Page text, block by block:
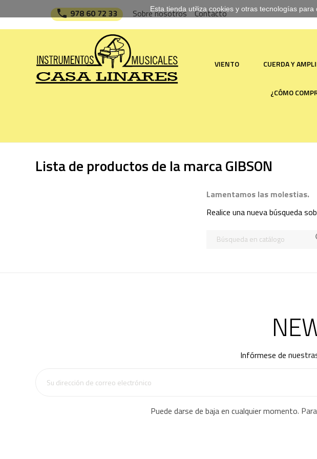
 978 60 72 33 Sobre nosotros Contacto
VIENTO CUERDA Y
¿CÓMO
Lista de productos de la marca GIBSON
Lamentamos las molestias.
Realice una nueva búsqueda
Infórmese de
Puede darse de baja en cualquier momento.
Esta tienda utiliza cookies y otras tecnologías